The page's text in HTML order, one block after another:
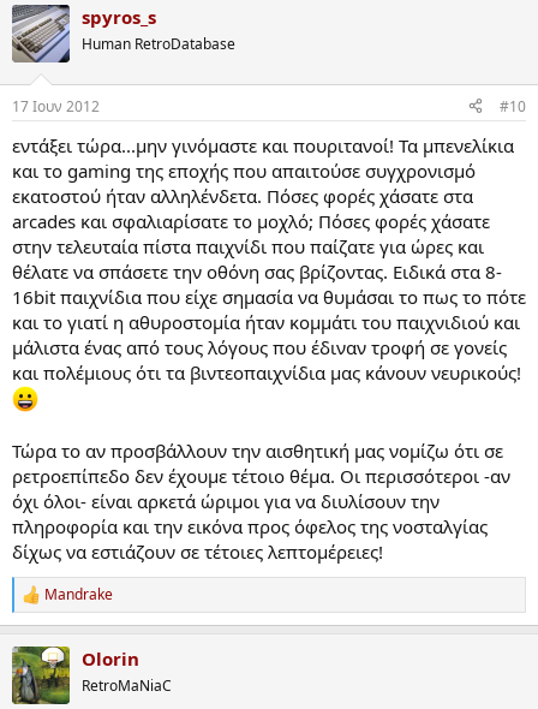
spyros_s
Human RetroDatabase
17 Ιουν 2012 #10
εντάξει τώρα...μην γινόμαστε και πουριτανοί! Τα μπενελίκια
και το gaming της εποχής που απαιτούσε συγχρονισμό
εκατοστού ήταν αλληλένδετα. Πόσες φορές χάσατε στα
arcades και σφαλιαρίσατε το μοχλό; Πόσες φορές χάσατε
στην τελευταία πίστα παιχνίδι που παίζατε για ώρες και
θέλατε να σπάσετε την οθόνη σας βρίζοντας. Ειδικά στα 8-
16bit παιχνίδια που είχε σημασία να θυμάσαι το πως το πότε
και το γιατί η αθυροστομία ήταν κομμάτι του παιχνιδιού και
μάλιστα ένας από τους λόγους που έδιναν τροφή σε γονείς
και πολέμιους ότι τα βιντεοπαιχνίδια μας κάνουν νευρικούς!
Τώρα το αν προσβάλλουν την αισθητική μας νομίζω ότι σε
ρετροεπίπεδο δεν έχουμε τέτοιο θέμα. Οι περισσότεροι -αν
όχι όλοι- είναι αρκετά ώριμοι για να διυλίσουν την
πληροφορία και την εικόνα προς όφελος της νοσταλγίας
δίχως να εστιάζουν σε τέτοιες λεπτομέρειες!
R
e
c
t
i
Mandrake
Olorin
RetroMaNiaC